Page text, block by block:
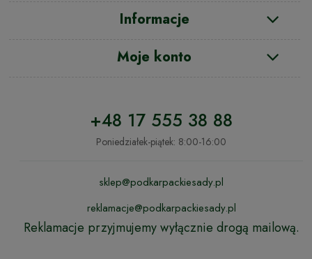
Informacje
Moje konto
+48 17 555 38 88
Poniedziałek-piątek: 8:00-16:00
sklep@podkarpackiesady.pl
reklamacje@podkarpackiesady.pl
Reklamacje przyjmujemy wyłącznie drogą mailową.